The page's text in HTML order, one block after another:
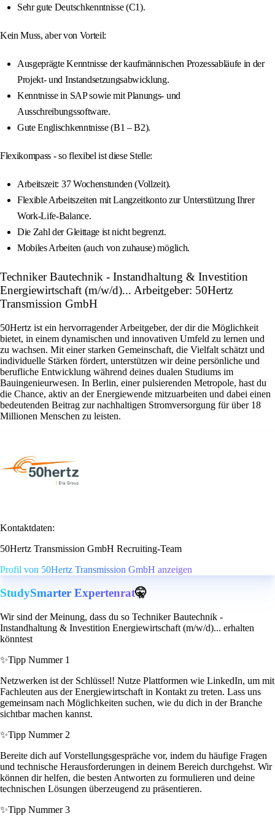
Sehr gute Deutschkenntnisse (C1).
Kein Muss, aber von Vorteil:
Ausgeprägte Kenntnisse der kaufmännischen Prozessabläufe in der
Projekt- und Instandsetzungsabwicklung.
Kenntnisse in SAP sowie mit Planungs- und
Ausschreibungssoftware.
Gute Englischkenntnisse (B1 – B2).
Flexikompass - so flexibel ist diese Stelle:
Arbeitszeit: 37 Wochenstunden (Vollzeit).
Flexible Arbeitszeiten mit Langzeitkonto zur Unterstützung Ihrer
Work-Life-Balance.
Die Zahl der Gleittage ist nicht begrenzt.
Mobiles Arbeiten (auch von zuhause) möglich.
Techniker Bautechnik - Instandhaltung & Investition
Energiewirtschaft (m/w/d)... Arbeitgeber: 50Hertz
Transmission GmbH
50Hertz ist ein hervorragender Arbeitgeber, der dir die Möglichkeit
bietet, in einem dynamischen und innovativen Umfeld zu lernen und
zu wachsen. Mit einer starken Gemeinschaft, die Vielfalt schätzt und
individuelle Stärken fördert, unterstützen wir deine persönliche und
berufliche Entwicklung während deines dualen Studiums im
Bauingenieurwesen. In Berlin, einer pulsierenden Metropole, hast du
die Chance, aktiv an der Energiewende mitzuarbeiten und dabei einen
bedeutenden Beitrag zur nachhaltigen Stromversorgung für über 18
Millionen Menschen zu leisten.
Kontaktdaten:
50Hertz Transmission GmbH Recruiting-Team
Profil von 50Hertz Transmission GmbH anzeigen
StudySmarter Expertenrat🤫
Wir sind der Meinung, dass du so Techniker Bautechnik -
Instandhaltung & Investition Energiewirtschaft (m/w/d)... erhalten
könntest
✨Tipp Nummer 1
Netzwerken ist der Schlüssel! Nutze Plattformen wie LinkedIn, um mit
Fachleuten aus der Energiewirtschaft in Kontakt zu treten. Lass uns
gemeinsam nach Möglichkeiten suchen, wie du dich in der Branche
sichtbar machen kannst.
✨Tipp Nummer 2
Bereite dich auf Vorstellungsgespräche vor, indem du häufige Fragen
und technische Herausforderungen in deinem Bereich durchgehst. Wir
können dir helfen, die besten Antworten zu formulieren und deine
technischen Lösungen überzeugend zu präsentieren.
✨Tipp Nummer 3